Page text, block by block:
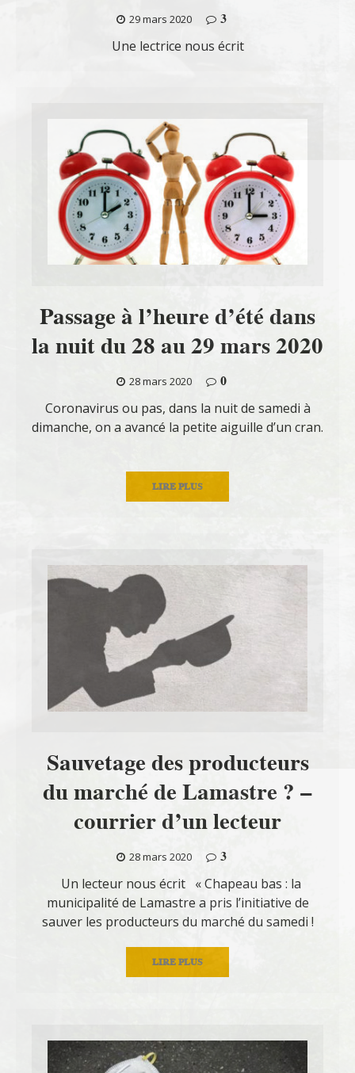
29 mars 2020
3
Une lectrice nous écrit
Passage à l’heure d’été dans
la nuit du 28 au 29 mars 2020
28 mars 2020
0
Coronavirus ou pas, dans la nuit de samedi à
dimanche, on a avancé la petite aiguille d’un cran.
LIRE PLUS
Sauvetage des producteurs
du marché de Lamastre ? –
courrier d’un lecteur
28 mars 2020
3
Un lecteur nous écrit « Chapeau bas : la
municipalité de Lamastre a pris l’initiative de
sauver les producteurs du marché du samedi !
LIRE PLUS